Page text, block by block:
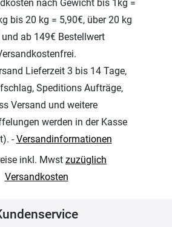
nach Gewicht bis 1kg =
bis 20 kg = 5,90€, über 20 kg
und ab 149€ Bestellwert
Lieferzeit 3 bis 14 Tage,
Speditions Aufträge,
Versand und weitere
werden in der Kasse
-Versandinformationen
inkl. Mwst zuzüglich
Versandkosten